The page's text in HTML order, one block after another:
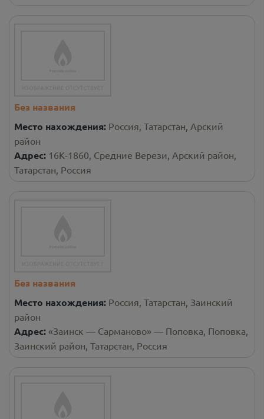
Без названия
Место нахождения: Россия, Татарстан, Арский
район
Адрес: 16К-1860, Средние Верези, Арский район,
Татарстан, Россия
Без названия
Место нахождения: Россия, Татарстан, Заинский
район
Адрес: «Заинск — Сарманово» — Поповка, Поповка,
Заинский район, Татарстан, Россия